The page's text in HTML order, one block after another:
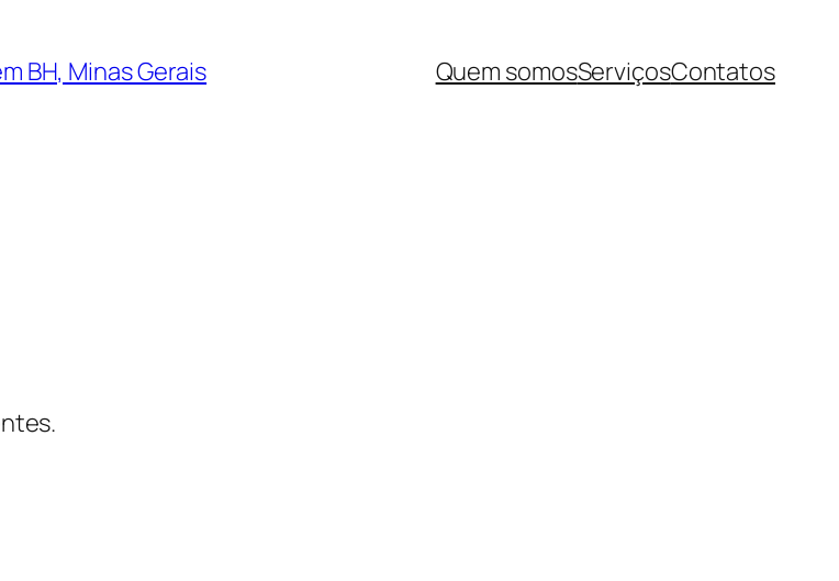
BH, Minas Gerais Quem somosServiçosContatos